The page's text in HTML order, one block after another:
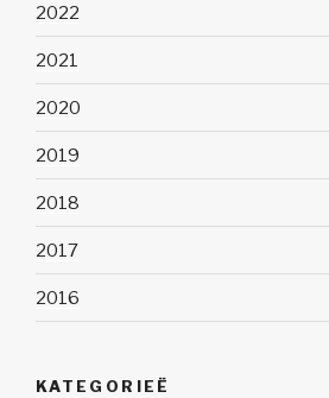
2022
2021
2020
2019
2018
2017
2016
KATEGORIEË